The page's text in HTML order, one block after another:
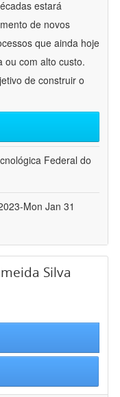
estará
de novos
que ainda hoje
ou com alto custo.
de construir o
Federal do
Mon Jan 31
Silva